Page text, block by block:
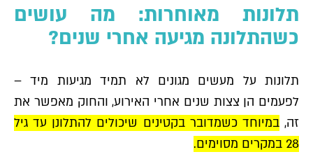
תלונות מאוחרות: מה עושים
כשהתלונה מגיעה אחרי שנים?
תלונות על מעשים מגונים לא תמיד מגיעות מיד –
לפעמים הן צצות שנים אחרי האירוע, והחוק מאפשר את
זה,במיוחד כשמדובר בקטינים שיכולים להתלונן עד גיל
28 במקרים מסוימים.